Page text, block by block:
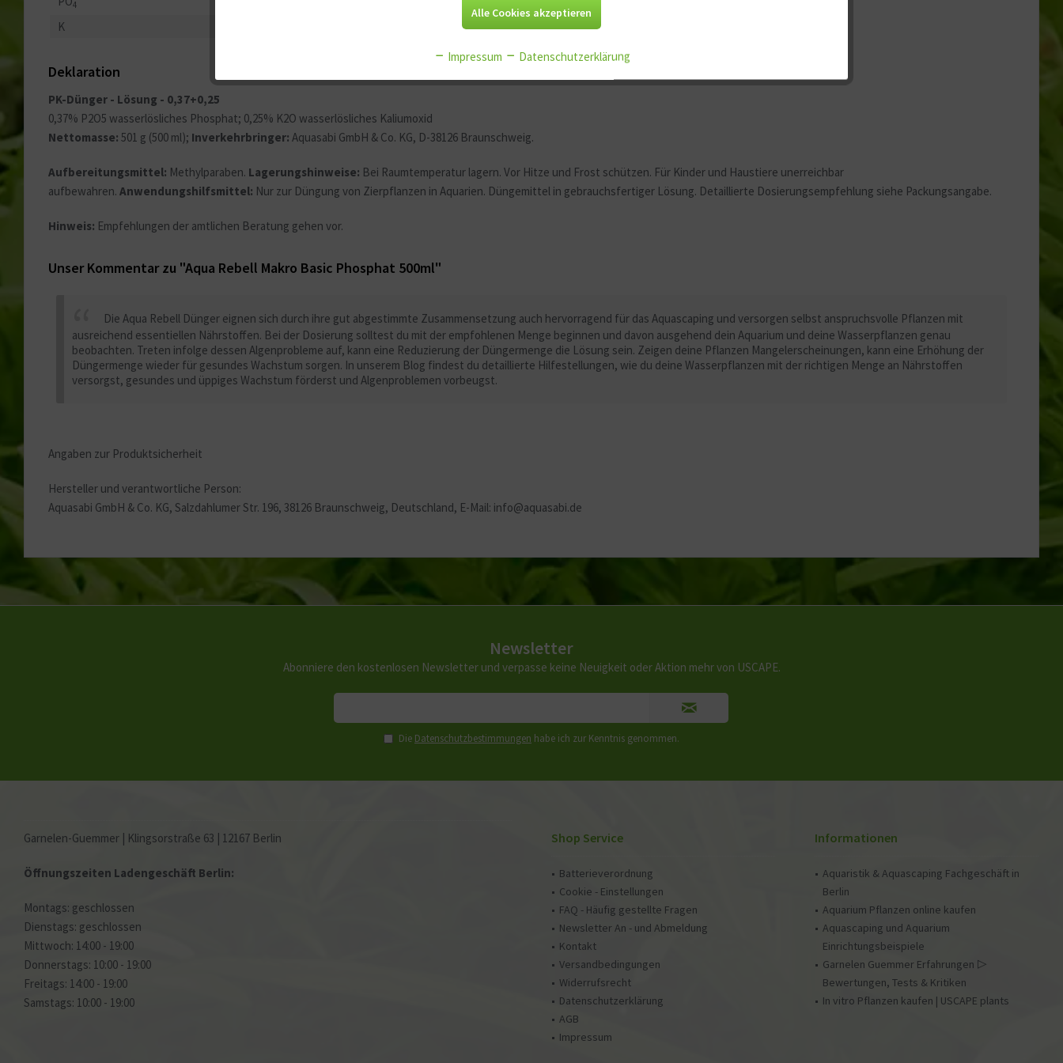
4
K
Deklaration
PK-Dünger - Lösung - 0,37+0,25
0,37% P2O5 wasserlösliches Phosphat; 0,25% K2O wasserlösliches Kaliumoxid
Nettomasse: 501 g (500 ml); Inverkehrbringer: Aquasabi GmbH & Co. KG, D-38126 Braunschweig.
Aufbereitungsmittel: Methylparaben. Lagerungshinweise: Bei Raumtemperatur lagern. Vor Hitze und Frost schützen. Für Kinder und Haustiere unerreichbar
aufbewahren. Anwendungshilfsmittel: Nur zur Düngung von Zierpflanzen in Aquarien. Düngemittel in gebrauchsfertiger Lösung. Detaillierte Dosierungsempfehlung siehe Packungsangabe.
Hinweis: Empfehlungen der amtlichen Beratung gehen vor.
Unser Kommentar zu "Aqua Rebell Makro Basic Phosphat 500ml"
Die Aqua Rebell Dünger eignen sich durch ihre gut abgestimmte Zusammensetzung auch hervorragend für das Aquascaping und versorgen selbst anspruchsvolle Pflanzen mit
ausreichend essentiellen Nährstoffen. Bei der Dosierung solltest du mit der empfohlenen Menge beginnen und davon ausgehend dein Aquarium und deine Wasserpflanzen genau
beobachten. Treten infolge dessen Algenprobleme auf, kann eine Reduzierung der Düngermenge die Lösung sein. Zeigen deine Pflanzen Mangelerscheinungen, kann eine Erhöhung der
Düngermenge wieder für gesundes Wachstum sorgen. In unserem Blog findest du detaillierte Hilfestellungen, wie du deine Wasserpflanzen mit der richtigen Menge an Nährstoffen
versorgst, gesundes und üppiges Wachstum förderst und Algenproblemen vorbeugst.
Angaben zur Produktsicherheit
Hersteller und verantwortliche Person:
Aquasabi GmbH & Co. KG, Salzdahlumer Str. 196, 38126 Braunschweig, Deutschland, E-Mail: info@aquasabi.de
Newsletter
Abonniere den kostenlosen Newsletter und verpasse keine Neuigkeit oder Aktion mehr von USCAPE.
Die Datenschutzbestimmungen habe ich zur Kenntnis genommen.
Garnelen-Guemmer | Klingsorstraße 63 | 12167 Berlin
Öffnungszeiten Ladengeschäft Berlin:
Montags: geschlossen
Dienstags: geschlossen
Mittwoch: 14:00 - 19:00
Donnerstags: 10:00 - 19:00
Freitags: 14:00 - 19:00
Samstags: 10:00 - 19:00
Shop Service
Batterieverordnung
Cookie - Einstellungen
FAQ - Häufig gestellte Fragen
Newsletter An - und Abmeldung
Kontakt
Versandbedingungen
Widerrufsrecht
Datenschutzerklärung
AGB
Impressum
Informationen
Aquaristik & Aquascaping Fachgeschäft in
Berlin
Aquarium Pflanzen online kaufen
Aquascaping und Aquarium
Einrichtungsbeispiele
Garnelen Guemmer Erfahrungen ▷
Bewertungen, Tests & Kritiken
In vitro Pflanzen kaufen | USCAPE plants
Sonstige
Alle Cookies akzeptieren
Impressum Datenschutzerklärung